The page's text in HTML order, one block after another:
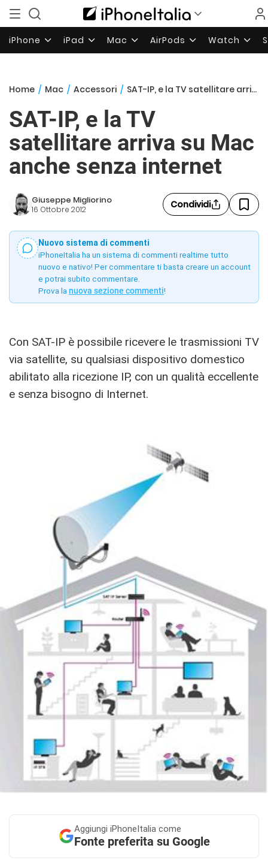
iPhone iPad Mac AirPods Watch
Home / Mac / Accessori / SAT-IP, e la TV satellitare arriva su Mac anche senza internet
SAT-IP, e la TV
satellitare arriva su Mac
anche senza internet
Giuseppe Migliorino
16 Ottobre 2012 Condividi
Nuovo sistema di commenti
iPhoneItalia ha un sistema di commenti realtime tutto
nuovo e nativo! Per commentare ti basta creare un account
e potrai subito commentare.
Prova la nuova sezione commenti!
Con SAT-IP è possibile ricevere le trasmissioni TV
via satellite, su qualsiasi dispositivo domestico
abilitato alla ricezione IP, con un qualità eccellente
e senza bisogno di Internet.
Aggiungi iPhoneItalia come
Fonte preferita su Google